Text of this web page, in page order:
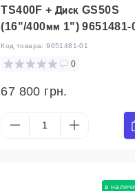
TS400F + Диск GS50S
(16"/400мм 1") 9651481-
Код товара:9651481-01
0
67 800 грн.
в